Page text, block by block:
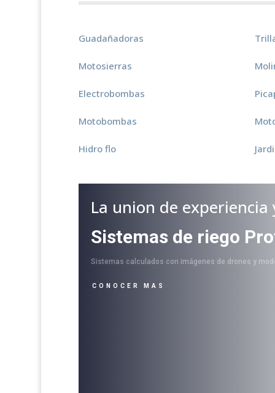
Guadañadoras
Motosierras
Electrobombas
Motobombas
Hidro flo
La union de experiencia
Sistemas de riego
Sistemas calculados con imágenes de drones y
CONOCER MAS